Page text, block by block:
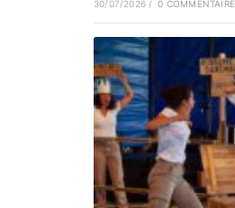
30/07/2026 / 0 COMMENTAIRE